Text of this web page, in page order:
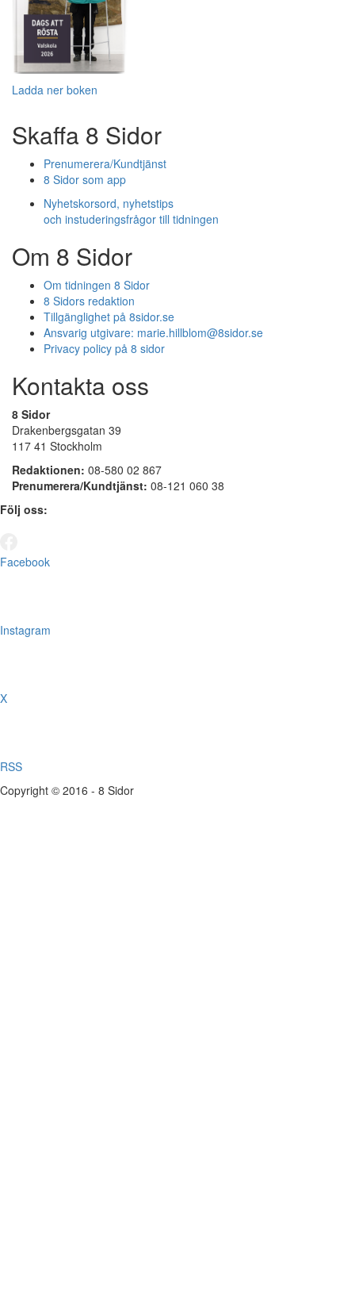
Ladda ner boken
Skaffa 8 Sidor
Prenumerera/Kundtjänst
8 Sidor som app
Nyhetskorsord, nyhetstips
och instuderingsfrågor till tidningen
Om 8 Sidor
Om tidningen 8 Sidor
8 Sidors redaktion
Tillgänglighet på 8sidor.se
Ansvarig utgivare: marie.hillblom@8sidor.se
Privacy policy på 8 sidor
Kontakta oss
8 Sidor
Drakenbergsgatan 39
117 41 Stockholm
Redaktionen: 08-580 02 867
Prenumerera/Kundtjänst: 08-121 060 38
Följ oss:
Facebook
Instagram
X
RSS
Copyright © 2016 - 8 Sidor